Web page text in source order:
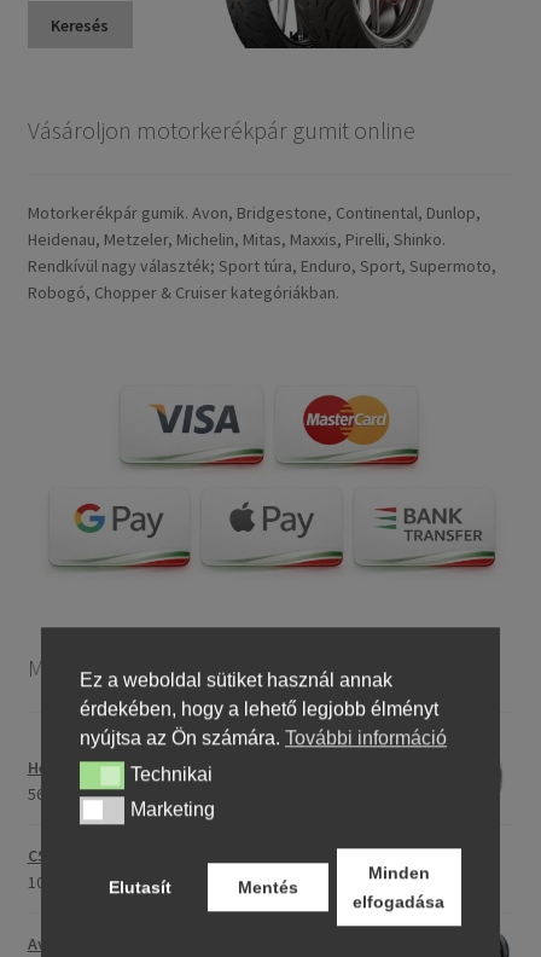
Keresés
Vásároljon motorkerékpár gumit online
Motorkerékpár gumik. Avon, Bridgestone, Continental, Dunlop,
Heidenau, Metzeler, Michelin, Mitas, Maxxis, Pirelli, Shinko.
Rendkívül nagy választék; Sport túra, Enduro, Sport, Supermoto,
Robogó, Chopper & Cruiser kategóriákban.
Motorkerékpár gumiabroncsok
Heidenau 5.00 - 16 76P P29 TT
56275,76 Ft
CST C-186 3.00 - 23 59P TT (első/hátsó)
107175,30 Ft
Avon Roadrider MKII 90/90 - 18 51V TL (első/hátsó)
Ez a weboldal sütiket használ annak
érdekében, hogy a lehető legjobb élményt
nyújtsa az Ön számára. További információ
TechnikaiTechnikai
MarketingMarketing
Elutasít Mentés
Minden
elfogadása